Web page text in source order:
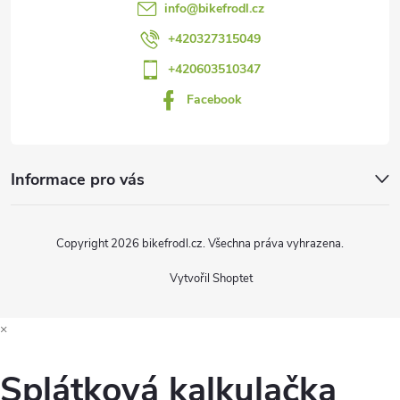
i
info@bikefrodl.cz
+420327315049
+420603510347
Facebook
Informace pro vás
Vytvořil Shoptet
Copyright 2026 bikefrodl.cz. Všechna práva vyhrazena.
×